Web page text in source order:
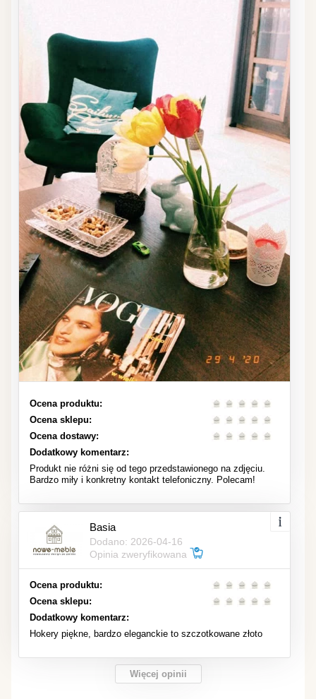
Ocena produktu:
Ocena sklepu:
Ocena dostawy:
Dodatkowy komentarz:
Produkt nie różni się od tego przedstawionego na zdjęciu.
Bardzo miły i konkretny kontakt telefoniczny. Polecam!
Basia
Dodano: 2026-04-16
Opinia zweryfikowana
Ocena produktu:
Ocena sklepu:
Dodatkowy komentarz:
Hokery piękne, bardzo eleganckie to szczotkowane złoto
Więcej opinii